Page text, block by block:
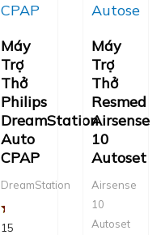
Máy
Trợ
Thở
Philips
DreamStation
Auto
CPAP
DreamStation
15
Máy
Trợ
Thở
Resmed
Airsense
10
Autoset
Airsense
10
Autoset